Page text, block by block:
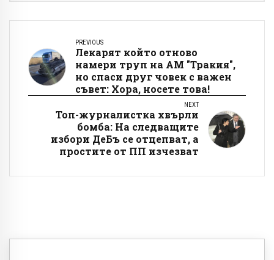
PREVIOUS
Лекарят който отново
намери труп на АМ "Тракия",
но спаси друг човек с важен
съвет: Хора, носете това!
NEXT
Топ-журналистка хвърли
бомба: На следващите
избори ДеБъ се отцепват, а
простите от ПП изчезват